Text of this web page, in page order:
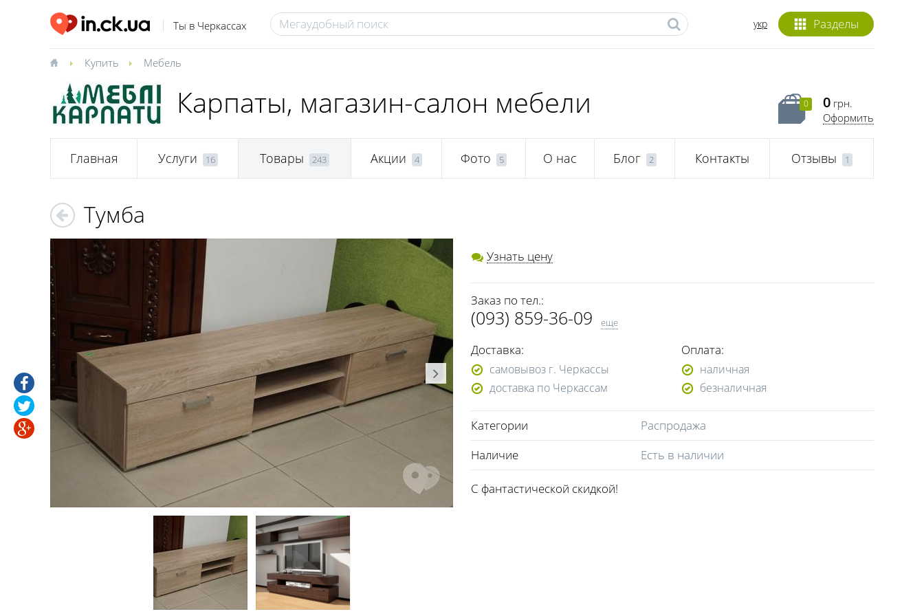
Ты в Черкассах Разделы
укр
Купить Мебель
Карпаты, магазин-салон мебели 0 0 грн.
Оформить
Главная Услуги 16 Товары 243 Акции 4 Фото 5 О нас Блог 2 Контакты Отзывы 1
Тумба
Узнать цену
Заказ по тел.:
(093) 859-36-09
еще
Доставка:
самовывоз г. Черкассы
доставка по Черкассам
Оплата:
наличная
безналичная
Категории
Распродажа
Наличие
Есть в наличии
С фантастической скидкой!